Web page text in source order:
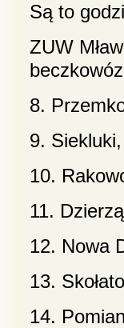
Są to
ZUW
8.
9.
10.
11.
12. Nowa
13.
14.